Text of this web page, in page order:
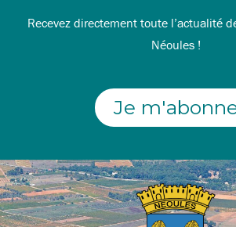
Recevez directement toute l’actualité
Néoules !
Je